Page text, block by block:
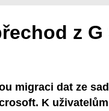
z
migraci dat ze
K